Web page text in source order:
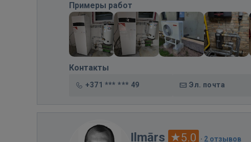
Примеры работ
Контакты
+371 *** *** 49 Эл. почта
Ilmārs 5.0 · 2 отзывов